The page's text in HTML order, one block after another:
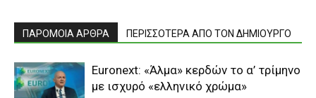
ΠΑΡΟΜΟΙΑ ΑΡΘΡΑ ΠΕΡΙΣΣΟΤΕΡΑ ΑΠΟ ΤΟΝ ΔΗΜΙΟΥΡΓΟ
Euronext: «Άλμα» κερδών το α’ τρίμηνο
με ισχυρό «ελληνικό χρώμα»